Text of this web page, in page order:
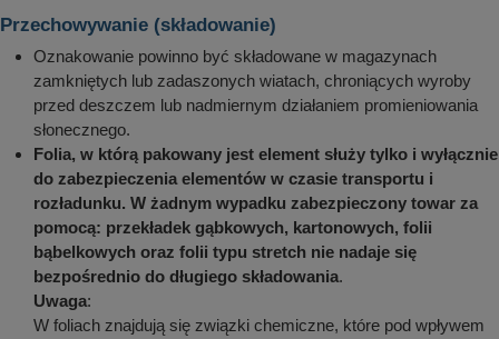
Przechowywanie (składowanie)
Oznakowanie powinno być składowane w magazynach
zamkniętych lub zadaszonych wiatach, chroniących wyroby
przed deszczem lub nadmiernym działaniem promieniowania
słonecznego.
Folia, w którą pakowany jest element służy tylko i wyłącznie
do zabezpieczenia elementów w czasie transportu i
rozładunku. W żadnym wypadku zabezpieczony towar za
pomocą: przekładek gąbkowych, kartonowych, folii
bąbelkowych oraz folii typu stretch nie nadaje się
bezpośrednio do długiego składowania.
Uwaga:
W foliach znajdują się związki chemiczne, które pod wpływem